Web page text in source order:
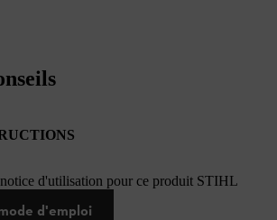
d'utilisation pour ce produit STIHL
d'emploi